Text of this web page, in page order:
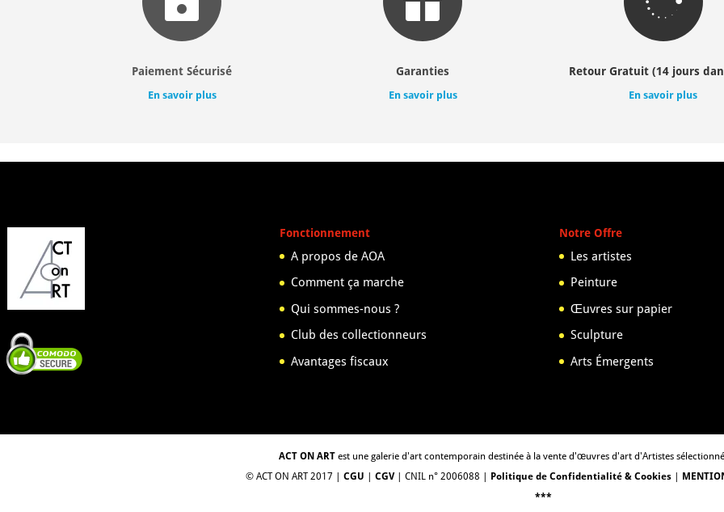
Paiement Sécurisé
En savoir plus
Garanties
En savoir plus
Retour Gratuit (14 jours
En savoir plus
Fonctionnement
A propos de AOA
Comment ça marche
Qui sommes-nous ?
Club des collectionneurs
Avantages fiscaux
Notre Offre
Les artistes
Peinture
Œuvres sur papier
Sculpture
Arts Émergents
ACT ON ART est une galerie d'art contemporain destinée à la vente d'œuvres d'art d'Artistes
© ACT ON ART 2017 | CGU CGV| CNIL n° 2006088 | Politique de Confidentialité & Cookies|
***